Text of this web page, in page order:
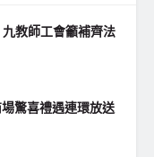
教師工會籲補齊法
驚喜禮遇連環放送